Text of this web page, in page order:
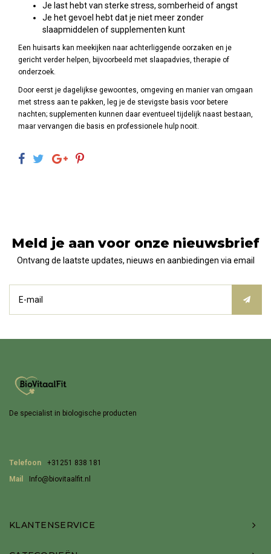
Je last hebt van sterke stress, somberheid of angst
Je het gevoel hebt dat je niet meer zonder
slaapmiddelen of supplementen kunt
Een huisarts kan meekijken naar achterliggende oorzaken en je
gericht verder helpen, bijvoorbeeld met slaapadvies, therapie of
onderzoek.
Door eerst je dagelijkse gewoontes, omgeving en manier van omgaan
met stress aan te pakken, leg je de stevigste basis voor betere
nachten; supplementen kunnen daar eventueel tijdelijk naast bestaan,
maar vervangen die basis en professionele hulp nooit.
Meld je aan voor onze nieuwsbrief
Ontvang de laatste updates, nieuws en aanbiedingen via email
De specialist in biologische producten
Telefoon
+31251 838 181
Mail
Info@biovitaalfit.nl
KLANTENSERVICE